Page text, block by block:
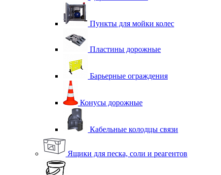
Пункты для мойки колес
Пластины дорожные
Барьерные ограждения
Конусы дорожные
Кабельные колодцы связи
Ящики для песка, соли и реагентов